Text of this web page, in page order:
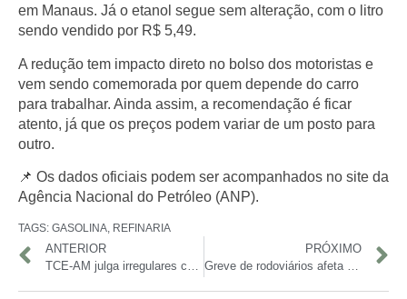
em Manaus. Já o etanol segue sem alteração, com o litro
sendo vendido por R$ 5,49.
A redução tem impacto direto no bolso dos motoristas e
vem sendo comemorada por quem depende do carro
para trabalhar. Ainda assim, a recomendação é ficar
atento, já que os preços podem variar de um posto para
outro.
📌 Os dados oficiais podem ser acompanhados no site da
Agência Nacional do Petróleo (ANP).
TAGS: GASOLINA, REFINARIA
ANTERIOR
PRÓXIMO